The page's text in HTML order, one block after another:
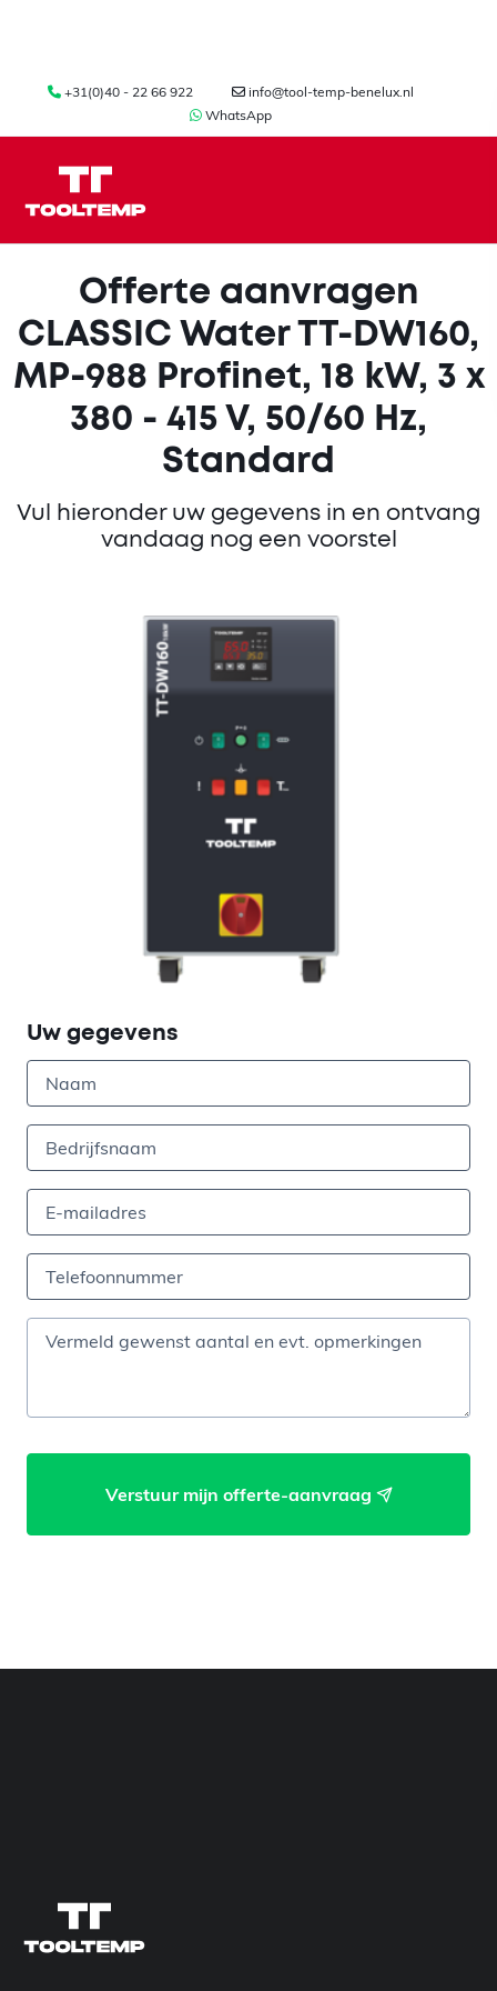
+31(0)40 - 22 66 922
info@tool-temp-benelux.nl
WhatsApp
Offerte aanvragen
CLASSIC Water TT-DW160,
MP-988 Profinet, 18 kW, 3 x
380 - 415 V, 50/60 Hz,
Standard
Vul hieronder uw gegevens in en ontvang
vandaag nog een voorstel
Uw gegevens
Verstuur mijn offerte-aanvraag